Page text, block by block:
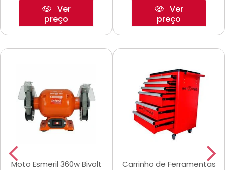
Ver
preço
Ver
preço
Moto Esmeril 360w Bivolt
Carrinho de Ferramentas